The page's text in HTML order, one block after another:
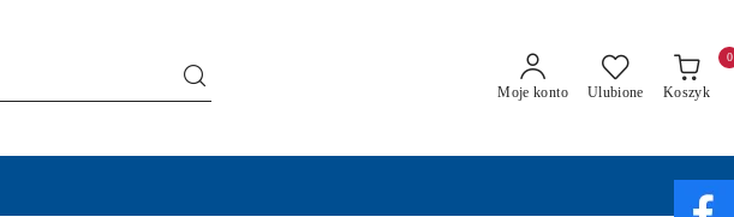
Moje konto Ulubione Koszyk
0